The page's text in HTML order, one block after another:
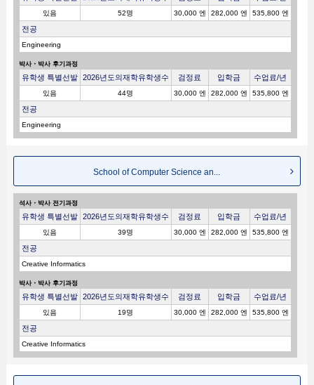
있음 52명 30,000 엔 282,000 엔 535,800 엔
전공
Engineering
박사・박사 후기과정
유학생 특별선발 2026년도의재학유학생수 검정료 입학금 수업료/년
있음 44명 30,000 엔 282,000 엔 535,800 엔
전공
Engineering
School of Computer Science an...
석사・박사 전기과정
유학생 특별선발 2026년도의재학유학생수 검정료 입학금 수업료/년
있음 39명 30,000 엔 282,000 엔 535,800 엔
전공
Creative Informatics
박사・박사 후기과정
유학생 특별선발 2026년도의재학유학생수 검정료 입학금 수업료/년
있음 19명 30,000 엔 282,000 엔 535,800 엔
전공
Creative Informatics